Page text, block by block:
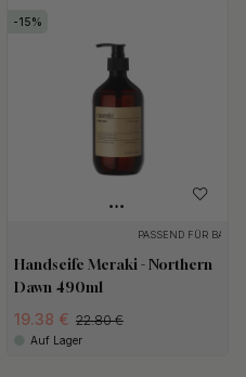
15
PASSEND FÜR BASE
Handseife Meraki - Northern
Dawn 490ml
19.38 € 22.80 €
Auf Lager